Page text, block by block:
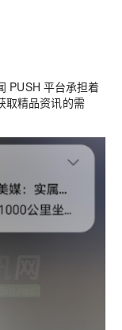
PUSH 平台承担着
取精品资讯的需